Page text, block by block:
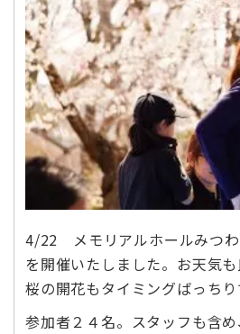
4/22 メモリアルホールみつわ
を開催いたしました。お天気
桜の開花もタイミングばっちり
参加者２４名。スタッフも含